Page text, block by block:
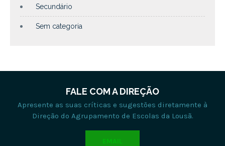
Secundário
Sem categoria
FALE COM A DIREÇÃO
Apresente as suas críticas e sugestões diretamente à
Direção do Agrupamento de Escolas da Lousã.
EMAIL